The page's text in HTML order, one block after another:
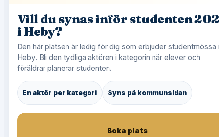
Vill du synas inför studenten
i Heby?
Den här platsen är ledig för dig som erbjuder studentmössa i
Heby. Bli den tydliga aktören i kategorin när elever och
föräldrar planerar studenten.
En aktör per kategori Syns på kommunsidan
Boka plats